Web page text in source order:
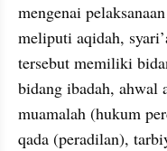
mengenai
meliputi aqidah,
tersebut memiliki
bidang ibadah, ahwal
muamalah (hukum
qada (peradilan),